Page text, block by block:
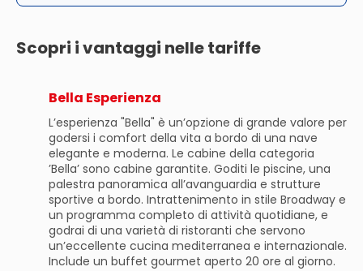
Scopri i vantaggi nelle tariffe
Bella Esperienza
L’esperienza "Bella" è un’opzione di grande valore per
godersi i comfort della vita a bordo di una nave
elegante e moderna. Le cabine della categoria
’Bella’ sono cabine garantite. Goditi le piscine, una
palestra panoramica all’avanguardia e strutture
sportive a bordo. Intrattenimento in stile Broadway e
un programma completo di attività quotidiane, e
godrai di una varietà di ristoranti che servono
un’eccellente cucina mediterranea e internazionale.
Include un buffet gourmet aperto 20 ore al giorno.